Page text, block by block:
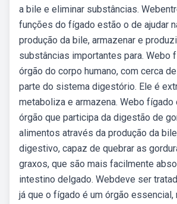
a bile e eliminar substâncias.
funções do fígado estão o de ajudar
produção da bile, armazenar e
substâncias importantes para. Webo
órgão do corpo humano, com cerca
parte do sistema digestório. Ele é
metaboliza e armazena. Webo fígado
órgão que participa da digestão de
alimentos através da produção da
digestivo, capaz de quebrar as
graxos, que são mais facilmente
intestino delgado. Webdeve ser
já que o fígado é um órgão